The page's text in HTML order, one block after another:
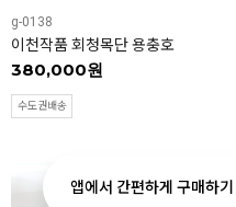
g-0138
이천작품 회청목단 용충호
380,000원
수도권배송
앱에서 간편하게 구매하기